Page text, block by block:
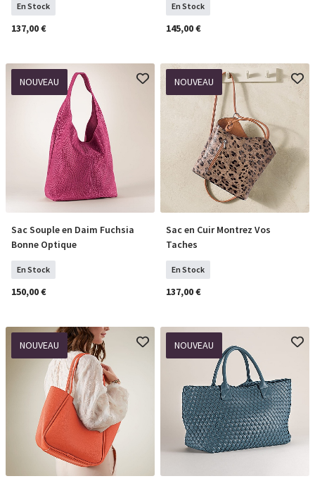
En Stock
137,00 €
En Stock
145,00 €
NOUVEAU
COMMANDER
Sac Souple en Daim Fuchsia
Bonne Optique
En Stock
150,00 €
NOUVEAU
COMMANDER
Sac en Cuir Montrez Vos
Taches
En Stock
137,00 €
NOUVEAU NOUVEAU